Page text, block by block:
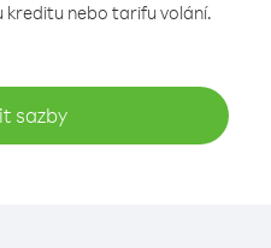
kreditu nebo tarifu volání.
sazby